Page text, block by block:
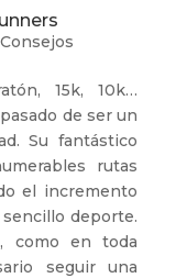
15k, 10k…
de ser un
Su fantástico
rutas
el incremento
deporte.
como en toda
seguir una